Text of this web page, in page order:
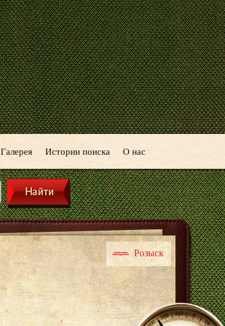
Галерея Истории поиска О нас
Розыск